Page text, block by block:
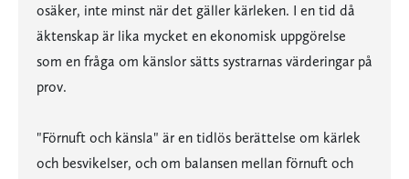
osäker, inte minst när det gäller kärleken. I en tid då
äktenskap är lika mycket en ekonomisk uppgörelse
som en fråga om känslor sätts systrarnas värderingar på
prov.
"Förnuft och känsla" är en tidlös berättelse om kärlek
och besvikelser, och om balansen mellan förnuft och